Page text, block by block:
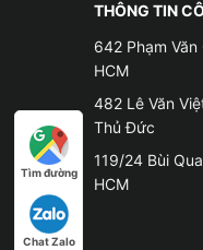
THÔNG TIN
642 Phạm Văn
HCM
482 Lê Văn
Thủ Đức
119/24 Bùi
HCM
Tìm đường
Chat Zalo